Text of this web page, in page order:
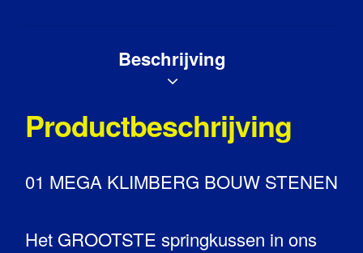
Beschrijving
Productbeschrijving
01 MEGA KLIMBERG BOUW STENEN
Het GROOTSTE springkussen in ons